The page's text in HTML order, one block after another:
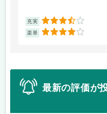
充実 3.5
楽単 4
最新の評価が